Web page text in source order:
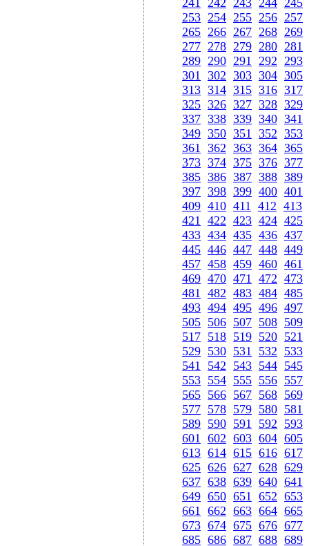
241 242 243 244 245
253 254 255 256 257
265 266 267 268 269
277 278 279 280 281
289 290 291 292 293
301 302 303 304 305
313 314 315 316 317
325 326 327 328 329
337 338 339 340 341
349 350 351 352 353
361 362 363 364 365
373 374 375 376 377
385 386 387 388 389
397 398 399 400 401
409 410 411 412 413
421 422 423 424 425
433 434 435 436 437
445 446 447 448 449
457 458 459 460 461
469 470 471 472 473
481 482 483 484 485
493 494 495 496 497
505 506 507 508 509
517 518 519 520 521
529 530 531 532 533
541 542 543 544 545
553 554 555 556 557
565 566 567 568 569
577 578 579 580 581
589 590 591 592 593
601 602 603 604 605
613 614 615 616 617
625 626 627 628 629
637 638 639 640 641
649 650 651 652 653
661 662 663 664 665
673 674 675 676 677
685 686 687 688 689